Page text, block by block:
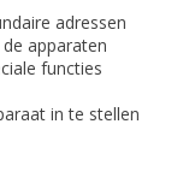
adressen
apparaten
functies
in te stellen